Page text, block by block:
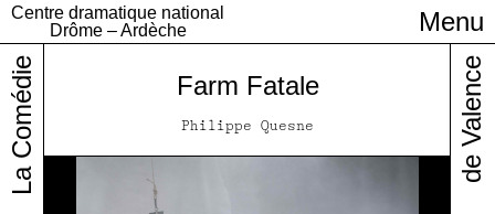
Centre dramatique national
Drôme – Ardèche
Menu
Infos pratiques
Farm Fatale
Philippe Quesne
La Comédie de Valence